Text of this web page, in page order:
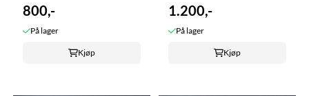
800,-
På lager
Kjøp
1.200,-
På lager
Kjøp